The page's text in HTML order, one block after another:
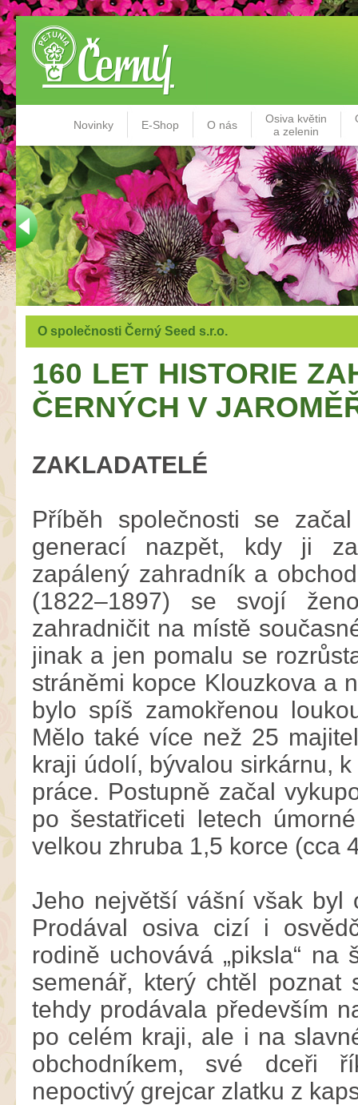
Novinky E-Shop O nás
Osiva květin
a zelenin
O společnosti Černý Seed s.r.o.
160 LET HISTORIE
ČERNÝCH V
ZAKLADATELÉ
Příběh společnosti se
generací nazpět, kdy ji
zapálený zahradník a
(1822–1897) se svojí
zahradničit na místě
jinak a jen pomalu se
stráněmi kopce Klouzkova a
bylo spíš zamokřenou
Mělo také více než 25
kraji údolí, bývalou sirkárnu,
práce. Postupně začal
po šestatřiceti letech
velkou zhruba 1,5 korce (cca
Jeho největší vášní však byl
Prodával osiva cizí i
rodině uchovává „piksla“
semenář, který chtěl poznat
tehdy prodávala především
po celém kraji, ale i na
obchodníkem, své dceři
nepoctivý grejcar zlatku z